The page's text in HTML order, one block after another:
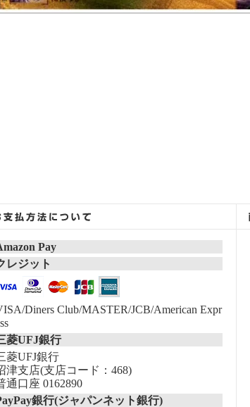
Pay
レジット
Diners Club/MASTER/JCB/American Expr
菱UFJ銀行
菱UFJ銀行
津支店(支店コード：468)
通口座 0162890
銀行(ジャパンネット銀行)